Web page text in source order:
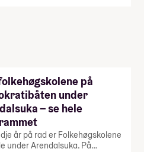
på
under
– se hele
år på rad er Folkehøgskolene
under Arendalsuka. På…